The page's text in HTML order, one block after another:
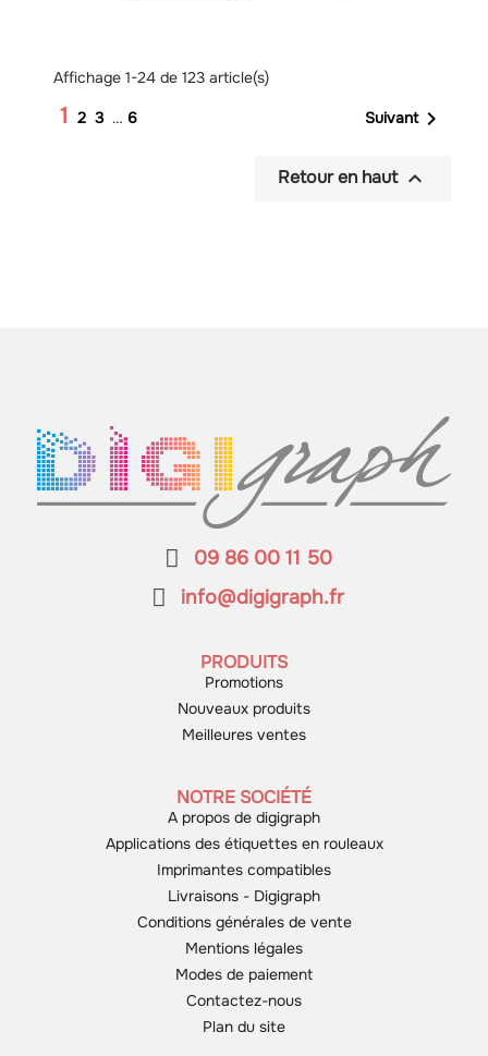
Affichage 1-24 de 123 article(s)
1 2 3 … 6 Suivant
Retour en haut 
09 86 00 11 50
info@digigraph.fr
PRODUITS
Promotions
Nouveaux produits
Meilleures ventes
NOTRE SOCIÉTÉ
A propos de digigraph
Applications des étiquettes en rouleaux
Imprimantes compatibles
Livraisons - Digigraph
Conditions générales de vente
Mentions légales
Modes de paiement
Contactez-nous
Plan du site